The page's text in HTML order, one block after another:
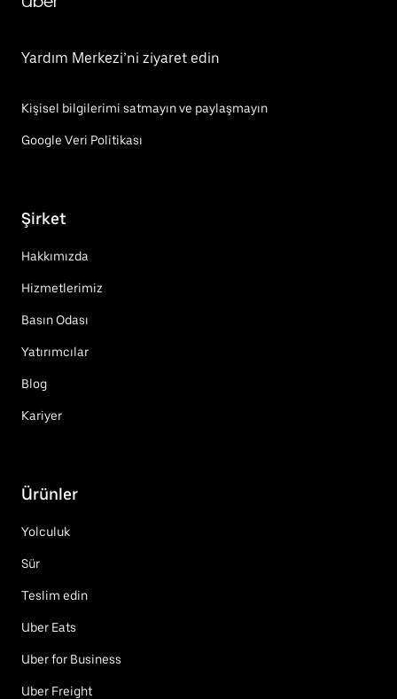
Yardım Merkezi’ni ziyaret edin
Kişisel bilgilerimi satmayın ve paylaşmayın
Google Veri Politikası
Şirket
Hakkımızda
Hizmetlerimiz
Basın Odası
Yatırımcılar
Blog
Kariyer
Ürünler
Yolculuk
Sür
Teslim edin
Uber Eats
Uber for Business
Uber Freight